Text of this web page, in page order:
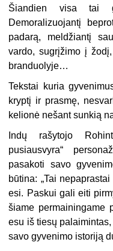
Šiandien visa tai
Demoralizuojantį
padarą, meldžiantį
vardo, sugrįžimo į
branduolyje…
Tekstai kuria
kryptį ir prasmę,
kelionė nešant sunkią
Indų rašytojo
pusiausvyra“
pasakoti savo
būtina: „Tai
esi. Paskui gali eiti
šiame permainingame
esu iš tiesų
savo gyvenimo istoriją